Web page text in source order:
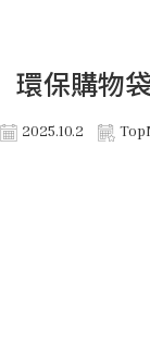
環保購物
2025.10.2